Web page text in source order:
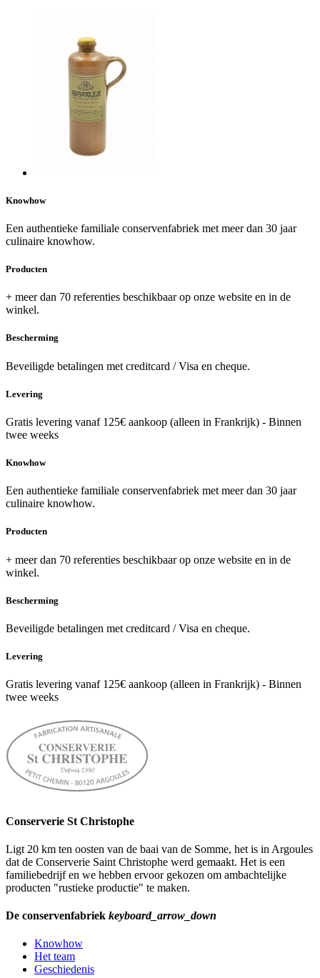
Knowhow
Een authentieke familiale conservenfabriek met meer dan 30 jaar
culinaire knowhow.
Producten
+ meer dan 70 referenties beschikbaar op onze website en in de
winkel.
Bescherming
Beveiligde betalingen met creditcard / Visa en cheque.
Levering
Gratis levering vanaf 125€ aankoop (alleen in Frankrijk) - Binnen
twee weeks
Knowhow
Een authentieke familiale conservenfabriek met meer dan 30 jaar
culinaire knowhow.
Producten
+ meer dan 70 referenties beschikbaar op onze website en in de
winkel.
Bescherming
Beveiligde betalingen met creditcard / Visa en cheque.
Levering
Gratis levering vanaf 125€ aankoop (alleen in Frankrijk) - Binnen
twee weeks
Conserverie St Christophe
Ligt 20 km ten oosten van de baai van de Somme, het is in Argoules
dat de Conserverie Saint Christophe werd gemaakt. Het is een
familiebedrijf en we hebben ervoor gekozen om ambachtelijke
producten "rustieke productie" te maken.
De conservenfabriek keyboard_arrow_down
Knowhow
Het team
Geschiedenis